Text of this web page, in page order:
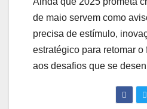
de maio servem como
precisa de estímulo,
estratégico para retomar
aos desafios que se